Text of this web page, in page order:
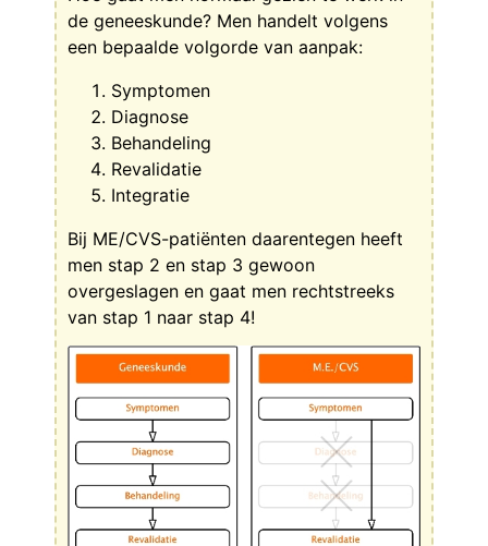
de geneeskunde? Men handelt volgens
een bepaalde volgorde van aanpak:
Symptomen
Diagnose
Behandeling
Revalidatie
Integratie
Bij ME/CVS-patiënten daarentegen heeft
men stap 2 en stap 3 gewoon
overgeslagen en gaat men rechtstreeks
van stap 1 naar stap 4!